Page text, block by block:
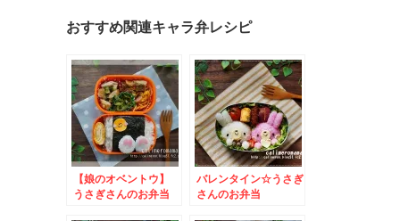
おすすめ関連キャラ弁レシピ
【娘のオベントウ】
うさぎさんのお弁当
バレンタイン☆うさぎ
さんのお弁当